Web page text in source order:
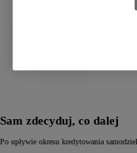
Sam zdecyduj, co dalej
Po upływie okresu kredytowania